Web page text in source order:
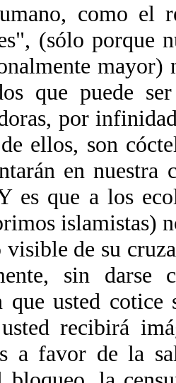
como el
(sólo porque
mayor)
que puede
por
ellos, son
en nuestra
es que a los
islamistas)
de su
sin
que usted
recibirá
a favor de la